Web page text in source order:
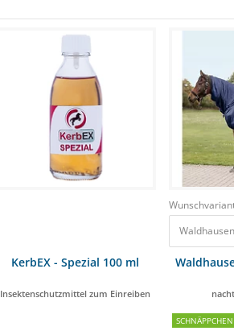
KerbEX - Spezial 100 ml
Insektenschutzmittel zum Einreiben
SCHNÄPPCHEN